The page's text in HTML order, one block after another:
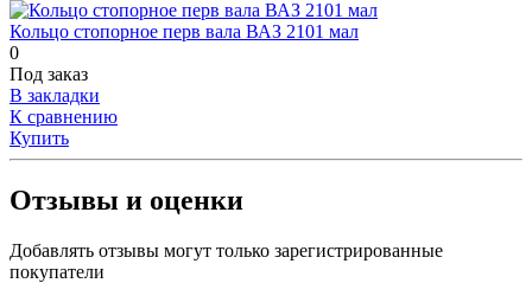
Кольцо стопорное перв вала ВАЗ 2101 мал
0
Под заказ
В закладки
К сравнению
Купить
Отзывы и оценки
Добавлять отзывы могут только зарегистрированные
покупатели